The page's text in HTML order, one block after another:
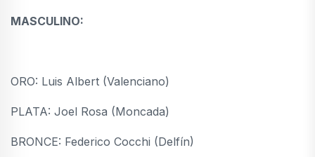
MASCULINO:
ORO: Luis Albert (Valenciano)
PLATA: Joel Rosa (Moncada)
BRONCE: Federico Cocchi (Delfín)